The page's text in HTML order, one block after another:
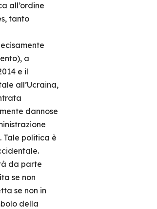
all’ordine
tanto
a
e il
all’Ucraina,
dannose
Tale politica è
da parte
se non
se non in
della